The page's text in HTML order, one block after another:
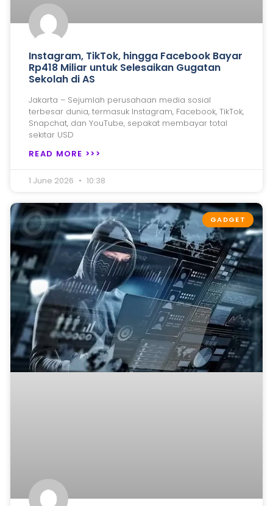
Instagram, TikTok, hingga Facebook Bayar
Rp418 Miliar untuk Selesaikan Gugatan
Sekolah di AS
Jakarta – Sejumlah perusahaan media sosial
terbesar dunia, termasuk Instagram, Facebook, TikTok,
Snapchat, dan YouTube, sepakat membayar total
sekitar USD
READ MORE >>>
1 June 2026 10:38
GADGET